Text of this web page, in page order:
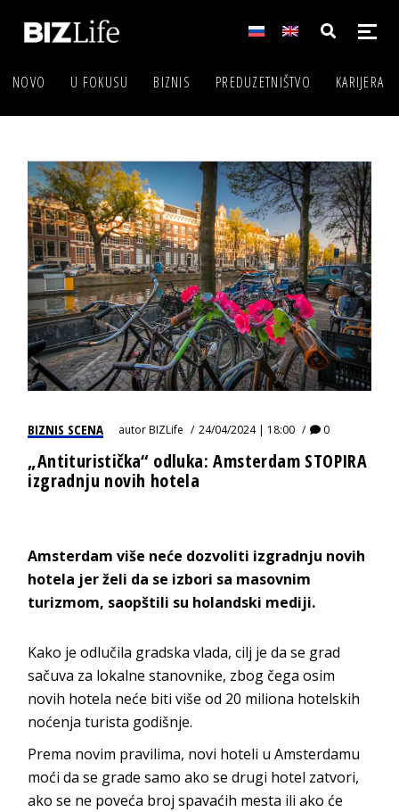
NOVO U FOKUSU BIZNIS PREDUZETNIŠTVO KARIJERA
BIZNIS SCENA autorBIZLife 24/04/2024 | 18:00 0
„Antituristička“ odluka: Amsterdam STOPIRA
izgradnju novih hotela
Amsterdam više neće dozvoliti izgradnju novih
hotela jer želi da se izbori sa masovnim
turizmom, saopštili su holandski mediji.
Kako je odlučila gradska vlada, cilj je da se grad
sačuva za lokalne stanovnike, zbog čega osim
novih hotela neće biti više od 20 miliona hotelskih
noćenja turista godišnje.
Prema novim pravilima, novi hoteli u Amsterdamu
moći da se grade samo ako se drugi hotel zatvori,
ako se ne poveća broj spavaćih mesta ili ako će